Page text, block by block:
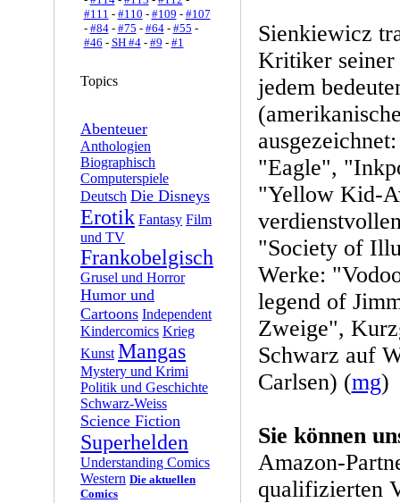
#111 - #110 - #109 - #107
- #84- #75 - #64- #55 -
#46 - SH #4- #9 - #1
Topics
Abenteuer
Anthologien
Biographisch
Computerspiele
Deutsch Die Disneys
Erotik Fantasy Film
und TV
Frankobelgisch
Grusel und Horror
Humor und
Cartoons Independent
Kindercomics Krieg
Kunst Mangas
Mystery und Krimi
Politik und Geschichte
Schwarz-Weiss
Science Fiction
Superhelden
Understanding Comics
Western Die aktuellen
Comics
Sienkiewicz
Kritiker
jedem
"Eagle",
"Yellow Kid-
"Society of
Werke:
legend of
Zweige",
Schwarz auf
Carlsen) (mg)
Sie können
Amazon-
qualifizierten